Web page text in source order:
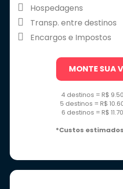
Hospedagens
Transp. entre destinos
Encargos e Impostos
MONTE SUA
4 destinos = R$
5 destinos = R$
6 destinos = R$
*Custos